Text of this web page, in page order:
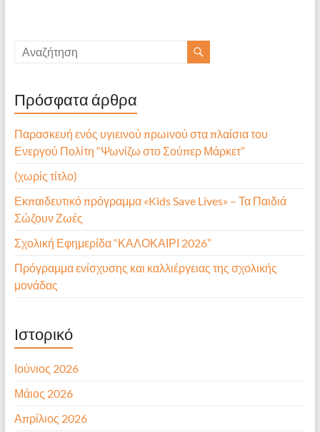
Πρόσφατα άρθρα
Παρασκευή ενός υγιεινού πρωινού στα πλαίσια του
Ενεργού Πολίτη “Ψωνίζω στο Σούπερ Μάρκετ”
(χωρίς τίτλο)
Εκπαιδευτικό πρόγραμμα «Kids Save Lives» – Τα Παιδιά
Σώζουν Ζωές
Σχολική Εφημερίδα “ΚΑΛΟΚΑΙΡΙ 2026”
Πρόγραμμα ενίσχυσης και καλλιέργειας της σχολικής
μονάδας
Ιστορικό
Ιούνιος 2026
Μάιος 2026
Απρίλιος 2026